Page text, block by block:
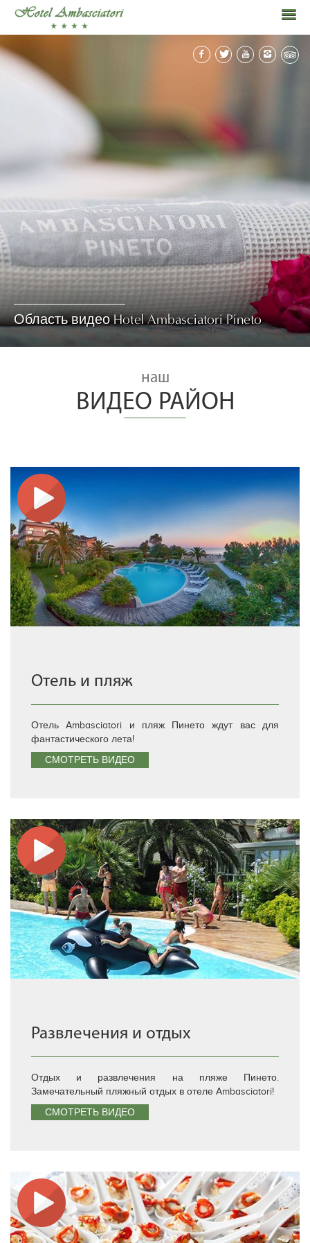
Область видео Hotel Ambasciatori Pineto
наш
ВИДЕО РАЙОН
Отель и пляж
Отель Ambasciatori и пляж Пинето ждут вас для
фантастического лета!
СМОТРЕТЬ ВИДЕО
Развлечения и отдых
Отдых и развлечения на пляже Пинето.
Замечательный пляжный отдых в отеле Ambasciatori!
СМОТРЕТЬ ВИДЕО